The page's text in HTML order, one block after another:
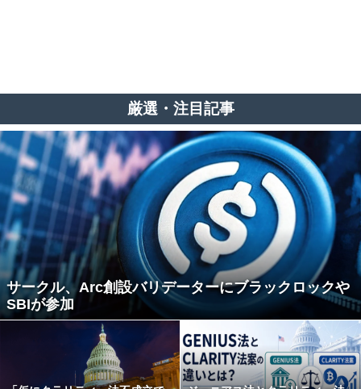
厳選・注目記事
サークル、Arc創設バリデーターにブラックロックや
SBIが参加